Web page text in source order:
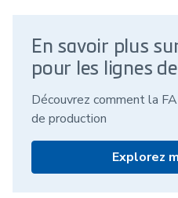
En savoir plus
pour les lignes
Découvrez comment la
de production
Explorez